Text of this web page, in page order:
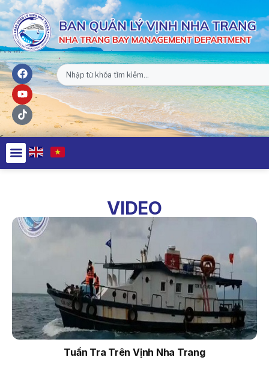
VIDEO
Tuần Tra Trên Vịnh Nha Trang